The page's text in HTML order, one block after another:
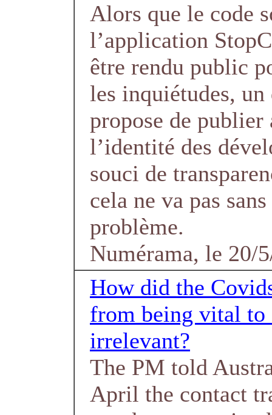
Alors que le code
l’application
être rendu public
les inquiétudes, un
propose de publier
l’identité des
souci de
cela ne va pas
problème.
Numérama, le 20/
How did the
from being vital to
irrelevant?
The PM told
April the contact